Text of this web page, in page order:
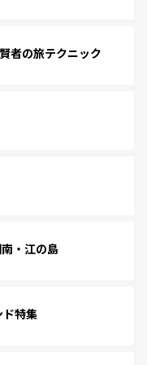
者の旅テクニック
・江の島
ド特集